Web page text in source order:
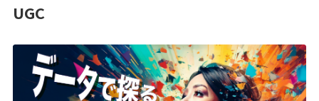
UGC